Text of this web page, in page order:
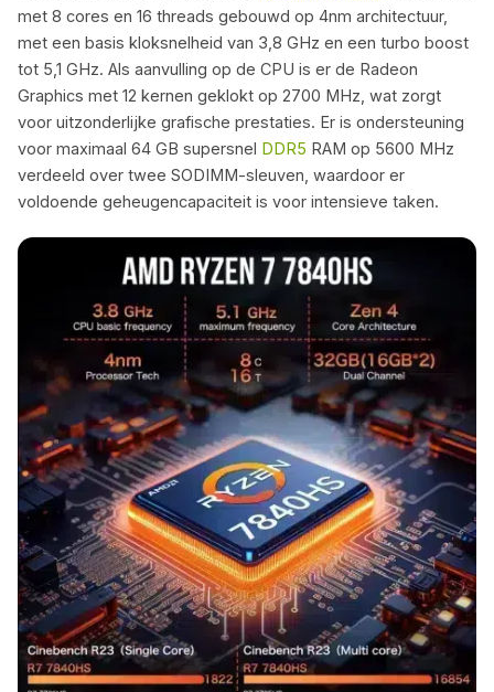
met 8 cores en 16 threads gebouwd op 4nm architectuur,
met een basis kloksnelheid van 3,8 GHz en een turbo boost
tot 5,1 GHz. Als aanvulling op de CPU is er de Radeon
Graphics met 12 kernen geklokt op 2700 MHz, wat zorgt
voor uitzonderlijke grafische prestaties. Er is ondersteuning
voor maximaal 64 GB supersnel DDR5 RAM op 5600 MHz
verdeeld over twee SODIMM-sleuven, waardoor er
voldoende geheugencapaciteit is voor intensieve taken.